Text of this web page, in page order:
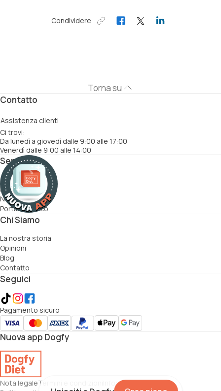
Condividere
Torna su
Contatto
Assistenza clienti
Ci trovi:
Da lunedì a giovedì dalle 9:00 alle 17:00
Venerdì dalle 9:00 alle 14:00
Servizi
Come funziona
Ricette
Nutrizionisti
Porta un amico
Chi Siamo
La nostra storia
Opinioni
Blog
Contatto
Seguici
Pagamento sicuro
Nuova app Dogfy
Nota legaleTermini e condizioni
Informativa sui cookie